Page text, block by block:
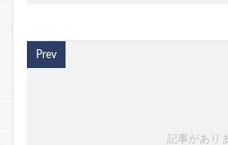
Prev
記事があり